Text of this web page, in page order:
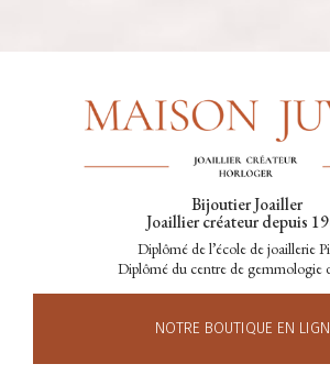
Bijoutier Joailler
Joaillier créateur depuis
Diplômé de l’école de joaillerie
Diplômé du centre de gemmologie
NOTRE BOUTIQUE EN